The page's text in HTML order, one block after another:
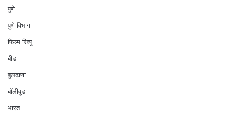
पुणे
पुणे विभाग
फिल्म रिव्यू
बीड
बुलढाणा
बॉलीवुड
भारत